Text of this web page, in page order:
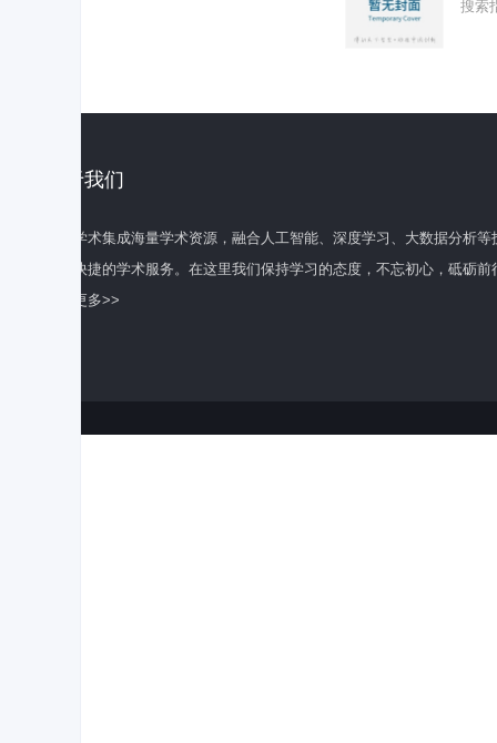
搜索
关于我们
百度学术集成海量学术资源，融合人工智能、深度学习、大数据分析
全面快捷的学术服务。在这里我们保持学习的态度，不忘初心，砥砺前
了解更多>>